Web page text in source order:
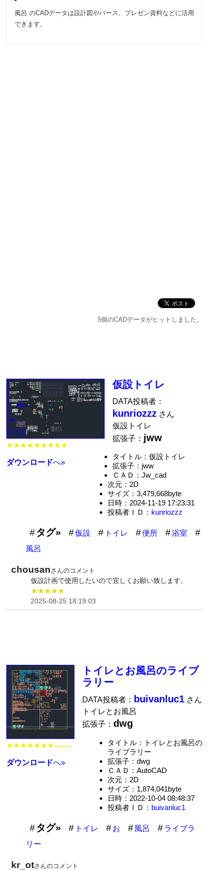
風呂 のCADデータは設計図やパース、プレゼン資料などに活用
できます。
5個のCADデータがヒットしました。
★★★★★★★★★
ダウンロードへ»
仮設トイレ
DATA投稿者：
kunriozzz さん
仮設トイレ
拡張子： jww
タイトル：仮設トイレ
拡張子：jww
ＣＡＤ：Jw_cad
次元：2D
サイズ：3,479,668byte
日時：2024-11-19 17:23:31
投稿者ＩＤ： kunriozzz
タグ» 仮設 トイレ 便所
浴室
風呂
chousanさんのコメント
仮設計画で使用したいので宜しくお願い致します。
★★★★★
2025-08-25 18:19:03
★★★★★★★ ★★★★★
ダウンロードへ»
トイレとお風呂のライブ
ラリー
DATA投稿者： buivanluc1 さん
トイレとお風呂
拡張子：dwg
タイトル：トイレとお風呂の
ライブラリー
拡張子：dwg
ＣＡＤ：AutoCAD
次元：2D
サイズ：1,874,041byte
日時：2022-10-04 08:48:37
投稿者ＩＤ： buivanluc1
タグ» トイレ お 風呂
ライブラ
リー
kr_otさんのコメント